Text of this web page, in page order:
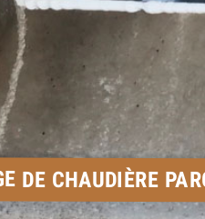
DE CHAUDIÈRE